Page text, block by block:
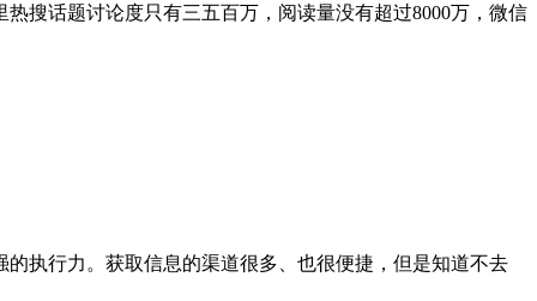
搜话题讨论度只有三五百万，阅读量没有超过8000万，微信
执行力。获取信息的渠道很多、也很便捷，但是知道不去